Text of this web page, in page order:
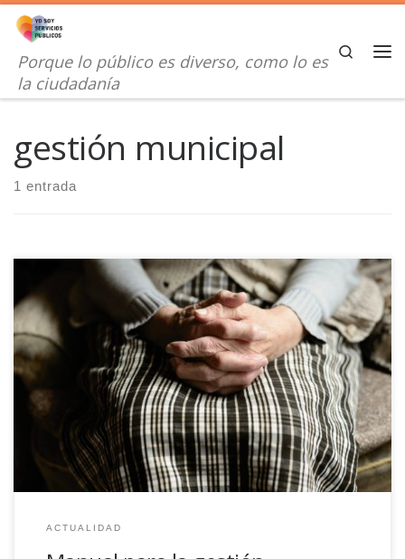
Saltar al contenido
Porque lo público es diverso, como lo es
la ciudadanía
Search
gestión municipal
1 entrada
El Observatorio del Pluralismo Religioso en España ha
elaborado una serie de guías para la gestión pública de la
diversidad religiosa, en diferentes ámbitos.
ACTUALIDAD